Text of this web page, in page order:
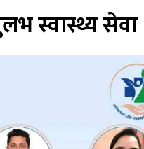
स्वास्थ्य सेवा !